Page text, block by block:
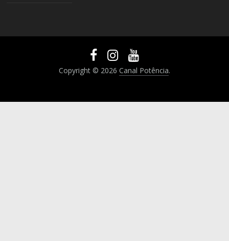
Copyright © 2026 Canal Potência.